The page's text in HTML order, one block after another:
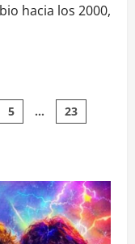
hacia los 2000,
5 …
23